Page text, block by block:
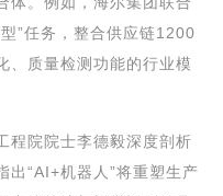
”任务，整合供应链1200
、质量检测功能的行业模
程院院士李德毅深度剖析
出“AI+机器人”将重塑生产